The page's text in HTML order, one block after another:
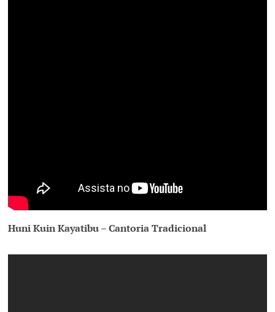
Huni Kuin Kayatibu – Cantoria Tradicional